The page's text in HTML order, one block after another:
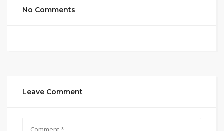
No Comments
Leave Comment